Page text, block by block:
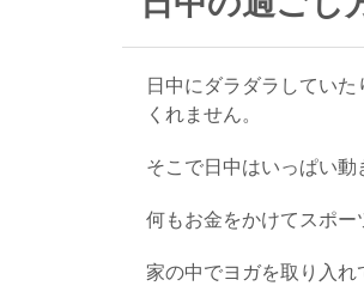
日中にダラダラしてい
くれません。
そこで日中はいっぱい動
何もお金をかけてスポー
家の中でヨガを取り入